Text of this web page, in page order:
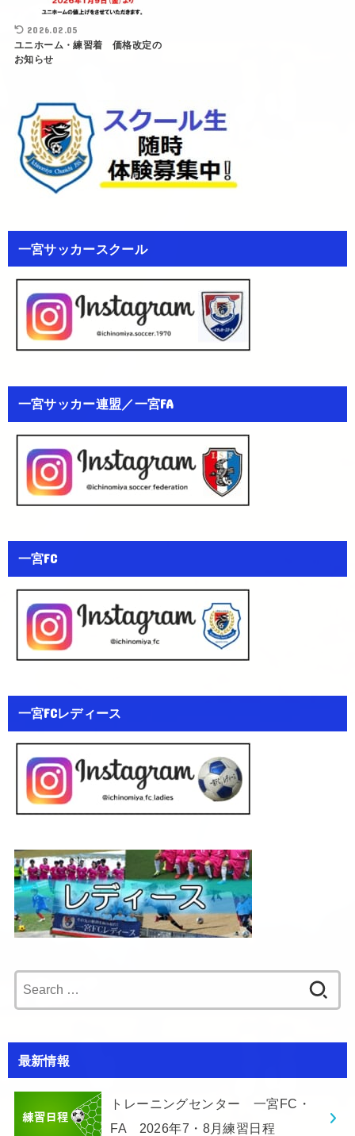
2026.02.05
ユニホーム・練習着 価格改定の
お知らせ
一宮サッカースクール
一宮サッカー連盟／一宮FA
一宮FC
一宮FCレディース
for:
最新情報
トレーニングセンター 一宮FC・
FA 2026年7・8月練習日程